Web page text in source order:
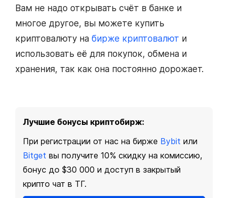
Вам не надо открывать счёт в банке и
многое другое, вы можете купить
криптовалюту на бирже криптовалют и
использовать её для покупок, обмена и
хранения, так как она постоянно дорожает.
Лучшие бонусы криптобирж:
При регистрации от нас на бирже Bybit или
Bitget вы получите 10% скидку на комиссию,
бонус до $30 000 и доступ в закрытый
крипто чат в ТГ.